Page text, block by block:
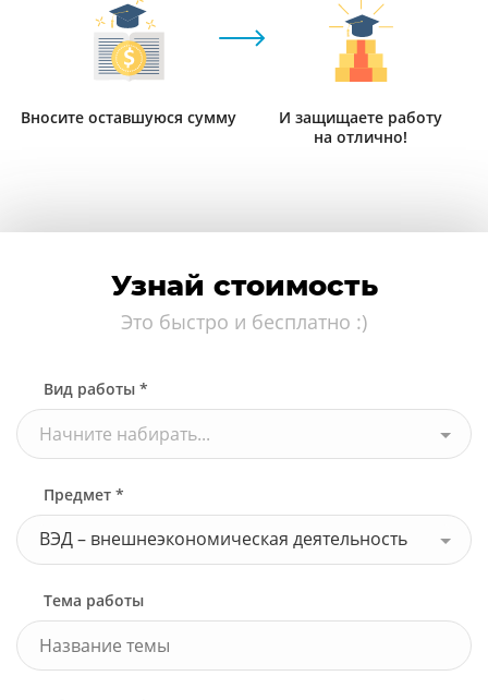
Вносите оставшуюся сумму
И защищаете работу
на отлично!
Узнай стоимость
Это быстро и бесплатно :)
Вид работы *
Начните набирать...
Предмет *
ВЭД – внешнеэкономическая деятельность
Тема работы